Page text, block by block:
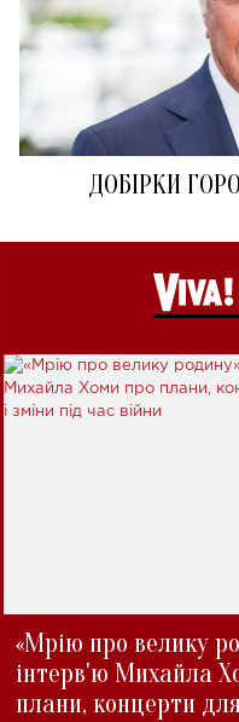
ДОБІРКИ
«Мрію про велику
інтерв'ю Михайла
плани, концерти